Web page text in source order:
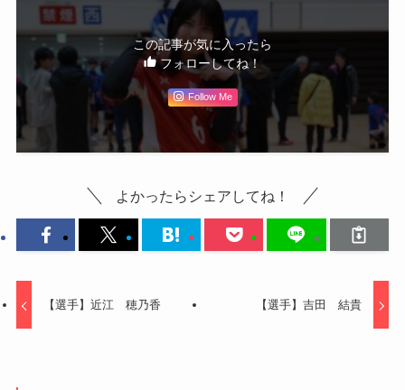
この記事が気に入ったら
フォローしてね！
Follow Me
よかったらシェアしてね！
【選手】近江 穂乃香 【選手】吉田 結貴